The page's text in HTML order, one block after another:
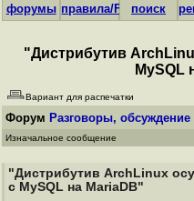
форумы правила/FAQпоиск
"Дистрибутив
MySQL
Вариант для распечатки
Форум Разговоры, обсуждение
Изначальное сообщение
"Дистрибутив ArchLinux
с MySQL на MariaDB"